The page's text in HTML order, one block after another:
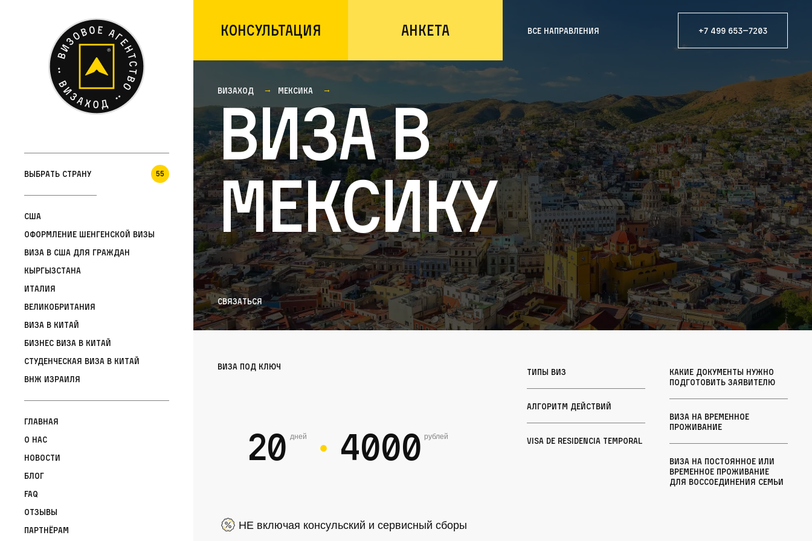
Консультация Анкета Все направления +7 499 653—7203
Выбрать страну 55
США
Оформление шенгенской визы
Виза в США для граждан
Кыргызстана
Италия
Великобритания
Виза в Китай
Бизнес виза в Китай
Студенческая виза в Китай
ВНЖ Израиля
Главная
О нас
Новости
Блог
FAQ
Отзывы
Партнёрам
Визаход Мексика
Виза в
Мексику
Связаться
Виза под ключ
20 дней
● 4000 рублей
НЕ включая консульский и сервисный сборы
Типы виз
Алгоритм действий
Visa de Residencia Temporal
Какие документы нужно
подготовить заявителю
Виза на временное
проживание
Виза на постоянное или
временное проживание
для воссоединения семьи